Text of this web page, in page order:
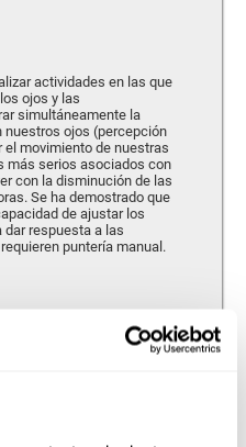
actividades en las que
ojos y las
simultáneamente la
ojos (percepción
movimiento de nuestras
más serios asociados con
con la disminución de las
Se ha demostrado que
de ajustar los
respuesta a las
puntería manual.
que transcurre desde el
percibe un estímulo
exigencia.